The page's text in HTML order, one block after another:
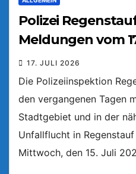
Polizei
Meldungen vom
17. JULI 2026
Die Polizeiinspektion
den vergangenen Tagen
Stadtgebiet und in der
Unfallflucht in
Mittwoch, den 15. Juli